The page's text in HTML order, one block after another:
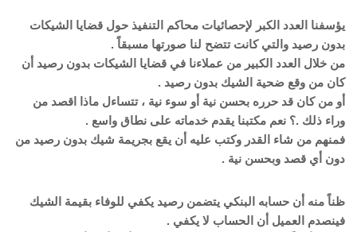
يؤسفنا العدد الكبر لإحصائيات محاكم التنفيذ حول قضايا الشيكات
بدون رصيد والتي كانت تتضح لنا صورتها مسبقاً .
من خلال العدد الكبير من عملاءنا في قضايا الشيكات بدون رصيد أن
كان من وقع ضحية الشيك بدون رصيد .
أو من كان قد حرره بحسن نية أو سوء نية ، تتساءل ماذا اقصد من
وراء ذلك .؟ نعم مكتبنا يقدم خدماته على نطاق واسع .
فمنهم من شاء القدر وكتب عليه أن يقع بجريمة شيك بدون رصيد من
دون أي قصد وبحسن نية .
ظناً منه أن حسابه البنكي يتضمن رصيد يكفي للوفاء بقيمة الشيك
فينصدم العميل أن الحساب لا يكفي .